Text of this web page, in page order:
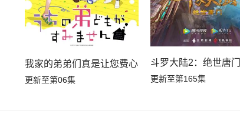
我家的弟弟们真是让您费心了
更新至第06集
斗罗大陆2：绝世唐门
更新至第165集